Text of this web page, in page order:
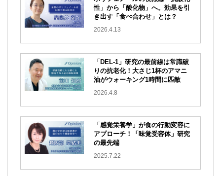
性」から「酸化物」へ。効果を引
き出す「食べ合わせ」とは？
2026.4.13
「DEL-1」研究の最前線は常識破
りの抗老化！大さじ1杯のアマニ
油がウォーキング1時間に匹敵
2026.4.8
「感覚栄養学」が食の行動変容に
アプローチ！「味覚受容体」研究
の最先端
2025.7.22